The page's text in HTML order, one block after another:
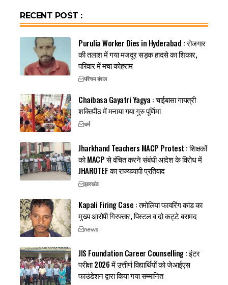
RECENT POST :
Purulia Worker Dies in Hyderabad : रोजगार
की तलाश में गया मजदूर सड़क हादसे का शिकार,
परिवार में मचा कोहराम
पश्चिम बंगाल
Chaibasa Gayatri Yagya : चाईबासा गायत्री
शक्तिपीठ में मनाया गया गुरु पूर्णिमा
धर्म
Jharkhand Teachers MACP Protest : शिक्षकों
को MACP से वंचित करने संबंधी आदेश के विरोध में
JHAROTEF का राज्यव्यापी प्रतिवाद
झारखंड
Kapali Firing Case : तमोलिया फायरिंग कांड का
मुख्य आरोपी गिरफ्तार, पिस्टल व दो कट्टे बरामद
news
JIS Foundation Career Counselling : इंटर
परीक्षा 2026 में उत्तीर्ण विद्यार्थियों को जेआईएस
फाउंडेशन द्वारा किया गया सम्मानित